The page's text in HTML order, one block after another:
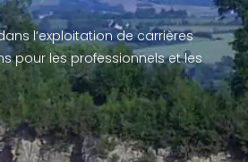
l’exploitation de carrières
pour les professionnels et les